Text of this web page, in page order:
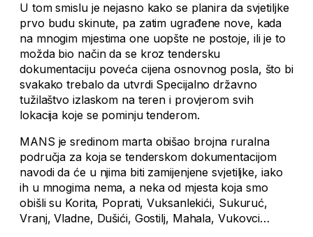
U tom smislu je nejasno kako se planira da svjetiljke
prvo budu skinute, pa zatim ugrađene nove, kada
na mnogim mjestima one uopšte ne postoje, ili je to
možda bio način da se kroz tendersku
dokumentaciju poveća cijena osnovnog posla, što bi
svakako trebalo da utvrdi Specijalno državno
tužilaštvo izlaskom na teren i provjerom svih
lokacija koje se pominju tenderom.
MANS je sredinom marta obišao brojna ruralna
područja za koja se tenderskom dokumentacijom
navodi da će u njima biti zamijenjene svjetiljke, iako
ih u mnogima nema, a neka od mjesta koja smo
obišli su Korita, Poprati, Vuksanlekići, Sukuruć,
Vranj, Vladne, Dušići, Gostilj, Mahala, Vukovci…